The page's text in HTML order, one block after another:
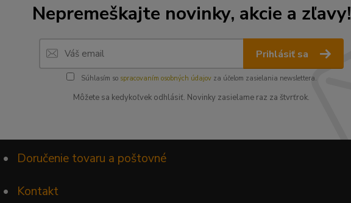
Nepremeškajte novinky, akcie a zľavy!
Prihlásiť sa
Súhlasím so spracovaním osobných údajovza účelom zasielania newslettera.
Môžete sa kedykoľvek odhlásiť. Novinky zasielame raz za štvrťrok.
• Doručenie tovaru a poštovné
• Kontakt